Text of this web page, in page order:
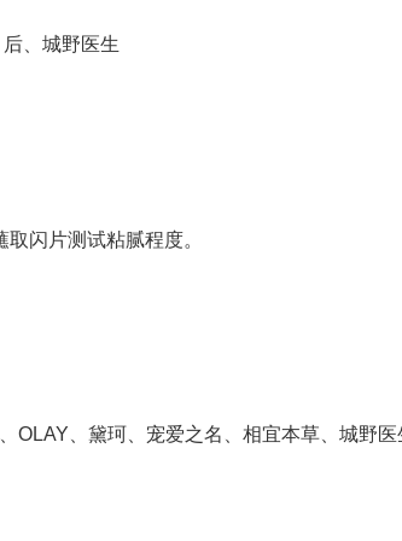
、城野医生
闪片测试粘腻程度。
、黛珂、宠爱之名、相宜本草、城野医